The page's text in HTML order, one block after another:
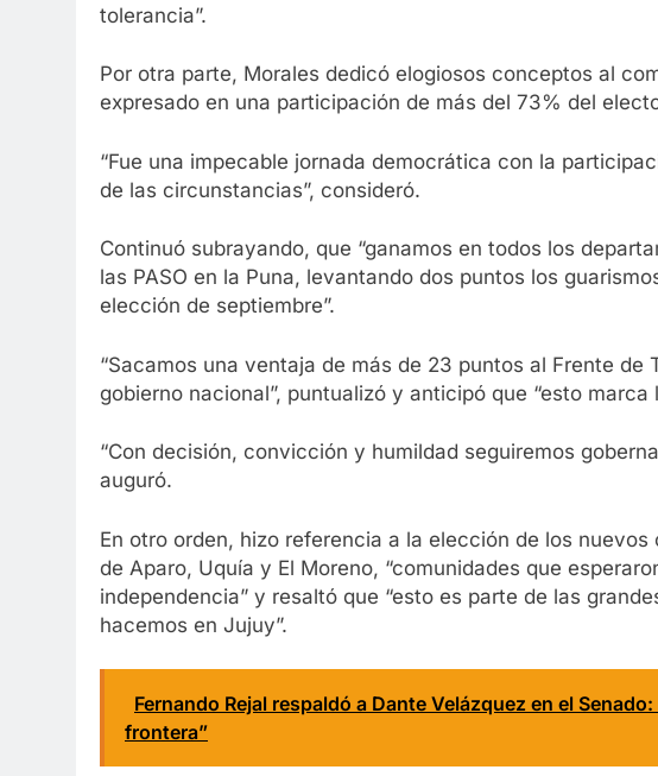
tolerancia”.
Por otra parte, Morales dedicó elogiosos conceptos al
expresado en una participación de más del 73% del
“Fue una impecable jornada democrática con la
de las circunstancias”, consideró.
Continuó subrayando, que “ganamos en todos los
las PASO en la Puna, levantando dos puntos los
elección de septiembre”.
“Sacamos una ventaja de más de 23 puntos al Frente de
gobierno nacional”, puntualizó y anticipó que “esto
“Con decisión, convicción y humildad seguiremos
auguró.
En otro orden, hizo referencia a la elección de los
de Aparo, Uquía y El Moreno, “comunidades que
independencia” y resaltó que “esto es parte de las
hacemos en Jujuy”.
Fernando Rejal respaldó a Dante Velázquez en el
frontera”